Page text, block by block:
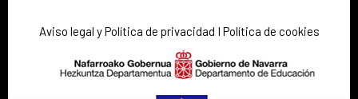
Aviso legal y Política de privacidad I Política de cookies